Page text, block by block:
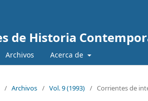
de Historia
Archivos Acerca de
/ Archivos / Vol. 9 (1993) / Corrientes de